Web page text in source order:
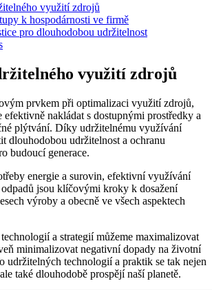
využití zdrojů
k hospodárnosti ve firmě
pro dlouhodobou udržitelnost
využití zdrojů
prvkem při optimalizaci využití zdrojů,
nakládat s dostupnými prostředky a
plýtvání. Díky udržitelnému využívání
dlouhodobou udržitelnost a ochranu
budoucí generace.
energie a surovin, efektivní využívání
jsou klíčovými kroky k dosažení
výroby a obecně ve všech aspektech
a strategií můžeme maximalizovat
minimalizovat negativní dopady na životní
udržitelných technologií a praktik se tak nejen
také dlouhodobě prospějí naší planetě.